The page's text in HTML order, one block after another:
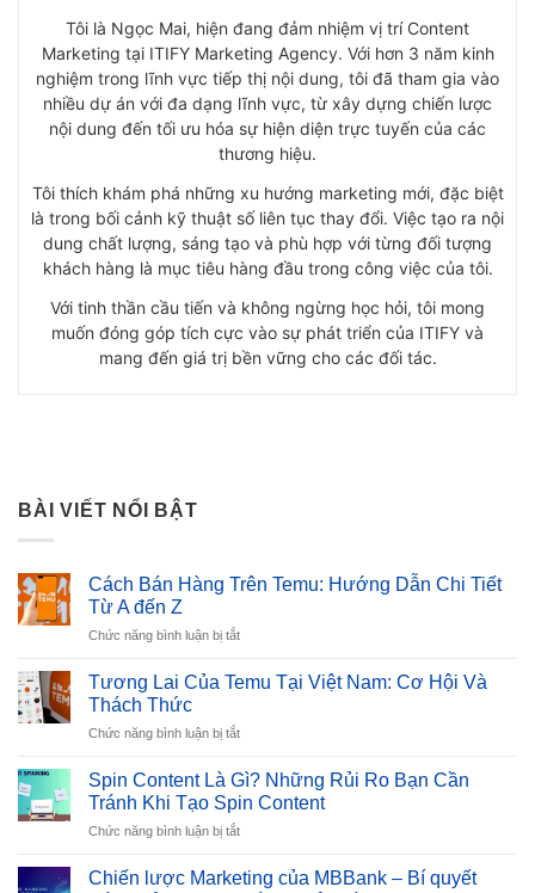
Tôi là Ngọc Mai, hiện đang đảm nhiệm vị trí Content
Marketing tại ITIFY Marketing Agency. Với hơn 3 năm kinh
nghiệm trong lĩnh vực tiếp thị nội dung, tôi đã tham gia vào
nhiều dự án với đa dạng lĩnh vực, từ xây dựng chiến lược
nội dung đến tối ưu hóa sự hiện diện trực tuyến của các
thương hiệu.
Tôi thích khám phá những xu hướng marketing mới, đặc biệt
là trong bối cảnh kỹ thuật số liên tục thay đổi. Việc tạo ra nội
dung chất lượng, sáng tạo và phù hợp với từng đối tượng
khách hàng là mục tiêu hàng đầu trong công việc của tôi.
Với tinh thần cầu tiến và không ngừng học hỏi, tôi mong
muốn đóng góp tích cực vào sự phát triển của ITIFY và
mang đến giá trị bền vững cho các đối tác.
BÀI VIẾT NỔI BẬT
Cách Bán Hàng Trên Temu: Hướng Dẫn Chi Tiết
Từ A đến Z
Chức năng bình luận bị tắtở
Temu:
Dẫn
Chi
Từ
đến
Tương Lai Của Temu Tại Việt Nam: Cơ Hội Và
Thách Thức
Chức năng bình luận bị tắtở
Lai
Của
Temu
Tại
Nam:
Spin Content Là Gì? Những Rủi Ro Bạn Cần
Tránh Khi Tạo Spin Content
Chức năng bình luận bị tắtở
Content
Chiến lược Marketing của MBBank – Bí quyết